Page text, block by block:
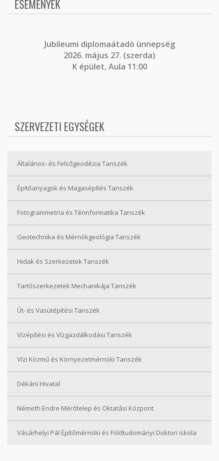
ESEMÉNYEK
Jubileumi diplomaátadó ünnepség
2026. május 27. (szerda)
K épület, Aula 11:00
SZERVEZETI EGYSÉGEK
Általános- és Felsőgeodézia Tanszék
Építőanyagok és Magasépítés Tanszék
Fotogrammetria és Térinformatika Tanszék
Geotechnika és Mérnökgeológia Tanszék
Hidak és Szerkezetek Tanszék
Tartószerkezetek Mechanikája Tanszék
Út- és Vasútépítési Tanszék
Vízépítési és Vízgazdálkodási Tanszék
Vízi Közmű és Környezetmérnöki Tanszék
Dékáni Hivatal
Németh Endre Mérőtelep és Oktatási Központ
Vásárhelyi Pál Építőmérnöki és Földtudományi Doktori iskola